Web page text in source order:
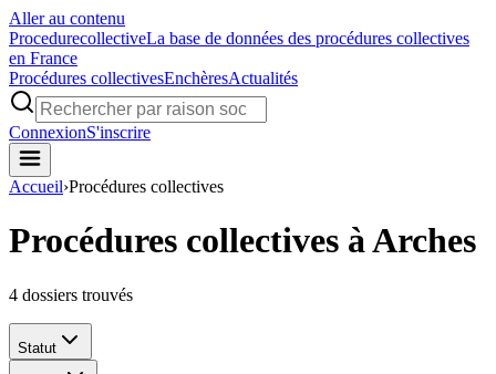
Aller au contenu
ProcedurecollectiveLa base de données des procédures collectives
en France
Procédures collectivesEnchèresActualités
ConnexionS'inscrire
Accueil›Procédures collectives
Procédures collectives à Arches
4 dossiers trouvés
Statut